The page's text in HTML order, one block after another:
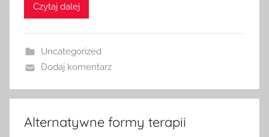
Czytaj dalej
Uncategorized
Dodaj komentarz
Alternatywne formy terapii